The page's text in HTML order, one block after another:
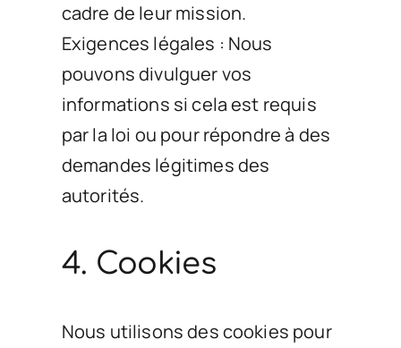
cadre de leur mission.
Exigences légales : Nous
pouvons divulguer vos
informations si cela est requis
par la loi ou pour répondre à des
demandes légitimes des
autorités.
4. Cookies
Nous utilisons des cookies pour